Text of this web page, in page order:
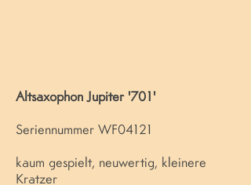
Altsaxophon Jupiter '701'
Seriennummer WF04121
kaum gespielt, neuwertig, kleinere
Kratzer